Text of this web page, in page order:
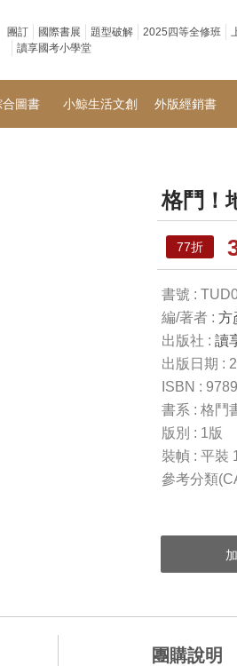
團訂 國際書展 題型破解 2025四等全修班
讀享國考小學堂
合圖書 小鯨生活文創 外版經銷書
格鬥！
77折
書號 :
編/著者 : 方
出版社 : 讀
出版日期 :
ISBN :
書系 : 格鬥
版別 : 1版
裝幀 : 平裝
參考分類
團購說明